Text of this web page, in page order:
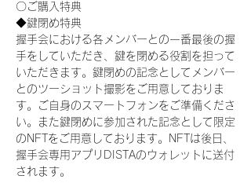
〇ご購入特典
◆鍵閉め特典
握手会における各メンバーとの一番最後の握
手をしていただき、鍵を閉める役割を担って
いただきます。鍵閉めの記念としてメンバー
とのツーショット撮影をご用意しておりま
す。ご自身のスマートフォンをご準備くださ
い。また鍵閉めに参加された記念として限定
のNFTをご用意しております。NFTは後日、
握手会専用アプリDISTAのウォレットに送付
されます。